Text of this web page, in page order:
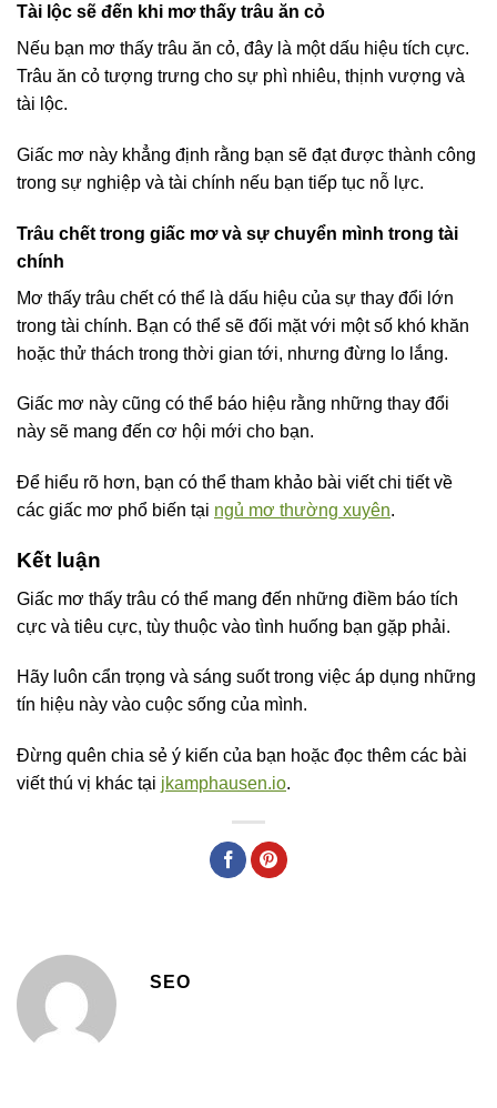
Tài lộc sẽ đến khi mơ thấy trâu ăn cỏ
Nếu bạn mơ thấy trâu ăn cỏ, đây là một dấu hiệu tích cực.
Trâu ăn cỏ tượng trưng cho sự phì nhiêu, thịnh vượng và
tài lộc.
Giấc mơ này khẳng định rằng bạn sẽ đạt được thành công
trong sự nghiệp và tài chính nếu bạn tiếp tục nỗ lực.
Trâu chết trong giấc mơ và sự chuyển mình trong tài
chính
Mơ thấy trâu chết có thể là dấu hiệu của sự thay đổi lớn
trong tài chính. Bạn có thể sẽ đối mặt với một số khó khăn
hoặc thử thách trong thời gian tới, nhưng đừng lo lắng.
Giấc mơ này cũng có thể báo hiệu rằng những thay đổi
này sẽ mang đến cơ hội mới cho bạn.
Để hiểu rõ hơn, bạn có thể tham khảo bài viết chi tiết về
các giấc mơ phổ biến tại ngủ mơ thường xuyên.
Kết luận
Giấc mơ thấy trâu có thể mang đến những điềm báo tích
cực và tiêu cực, tùy thuộc vào tình huống bạn gặp phải.
Hãy luôn cẩn trọng và sáng suốt trong việc áp dụng những
tín hiệu này vào cuộc sống của mình.
Đừng quên chia sẻ ý kiến của bạn hoặc đọc thêm các bài
viết thú vị khác tại jkamphausen.io.
SEO